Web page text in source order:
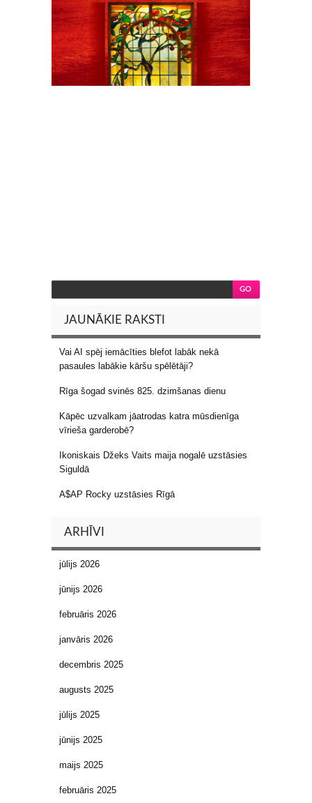
JAUNĀKIE RAKSTI
Vai AI spēj iemācīties blefot labāk nekā
pasaules labākie kāršu spēlētāji?
Rīga šogad svinēs 825. dzimšanas dienu
Kāpēc uzvalkam jāatrodas katra mūsdienīga
vīrieša garderobē?
Ikoniskais Džeks Vaits maija nogalē uzstāsies
Siguldā
A$AP Rocky uzstāsies Rīgā
ARHĪVI
jūlijs 2026
jūnijs 2026
februāris 2026
janvāris 2026
decembris 2025
augusts 2025
jūlijs 2025
jūnijs 2025
maijs 2025
februāris 2025